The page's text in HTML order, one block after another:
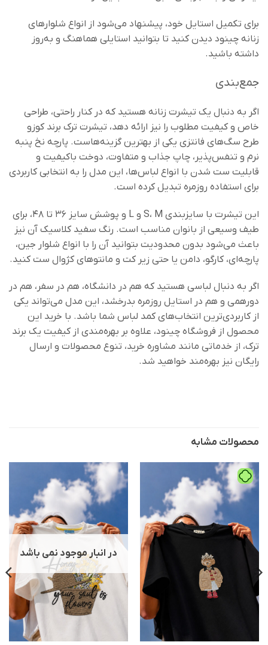
برای تکمیل استایل خود، پیشنهاد می‌شود از انواع شلوارهای
زنانه چینود دیدن کنید تا بتوانید استایلی هماهنگ و به‌روز
داشته باشید.
جمع‌بندی
اگر به دنبال یک تیشرت زنانه هستید که در کنار راحتی، طراحی
خاص و کیفیت مطلوب را نیز ارائه دهد، تیشرت ترک برند کوزو
طرح سگ‌های فانتزی یکی از بهترین گزینه‌هاست. پارچه نخ پنبه
نرم و تنفس‌پذیر، چاپ جذاب و متفاوت، دوخت باکیفیت و
قابلیت ست شدن با انواع لباس‌ها، این مدل را به انتخابی کاربردی
برای استفاده روزمره تبدیل کرده است.
این تیشرت با سایزبندی S، M و L و پوشش سایز ۳۶ تا ۴۸، برای
طیف وسیعی از بانوان مناسب است. رنگ سفید کلاسیک آن نیز
باعث می‌شود بدون محدودیت بتوانید آن را با انواع شلوار جین،
پارچه‌ای، کارگو، دامن یا حتی زیر کت و مانتوهای کژوال ست کنید.
اگر به دنبال لباسی هستید که هم در دانشگاه، هم در سفر، هم در
دورهمی و هم در استایل روزمره بدرخشد، این مدل می‌تواند یکی
از کاربردی‌ترین انتخاب‌های کمد لباس شما باشد. با خرید این
محصول از فروشگاه چینود، علاوه بر بهره‌مندی از کیفیت یک برند
ترک، از خدماتی مانند مشاوره خرید، تنوع محصولات و ارسال
رایگان نیز بهره‌مند خواهید شد.
محصولات مشابه
در انبار موجود نمی باشد